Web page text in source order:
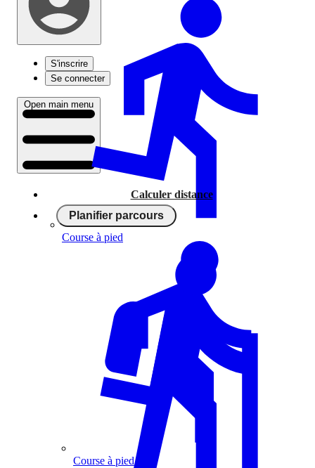
S'inscrire
Se connecter
Open main menu
Calculer distance
Planifier parcours
Course à pied
Course à pied